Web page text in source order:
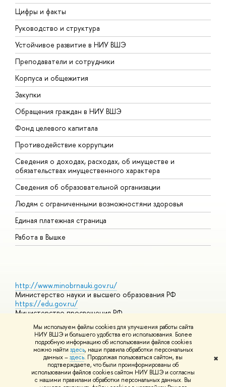
Мы используем файлы cookies для улучшения работы сайта
НИУ ВШЭ и большего удобства его использования. Более
подробную информацию об использовании файлов cookies
можно найти здесь, наши правила обработки персональных
данных –здесь. Продолжая пользоваться сайтом, вы
подтверждаете, что были проинформированы об
использовании файлов cookies сайтом НИУ ВШЭ и согласны
с нашими правилами обработки персональных данных. Вы
✖
Цифры и факты
Руководство и структура
Устойчивое развитие в НИУ ВШЭ
Преподаватели и сотрудники
Корпуса и общежития
Закупки
Обращения граждан в НИУ ВШЭ
Фонд целевого капитала
Противодействие коррупции
Сведения о доходах, расходах, об имуществе и
обязательствах имущественного характера
Сведения об образовательной организации
Людям с ограниченными возможностями здоровья
Единая платежная страница
Работа в Вышке
http://www.minobrnauki.gov.ru/
Министерство науки и высшего образования РФ
https://edu.gov.ru/
Министерство просвещения РФ
Массовые открытые онлайн-курсы
© НИУ ВШЭ 1993–2026 Адреса и контактыУсловия
использования материалов Политика конфиденциальности
Шрифты HSE Sans и HSE Slab разработаны вШколе дизайна НИУ